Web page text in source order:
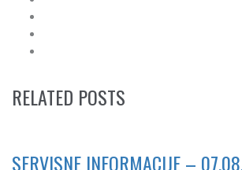
RELATED POSTS
SERVISNE INFORMACIJE –